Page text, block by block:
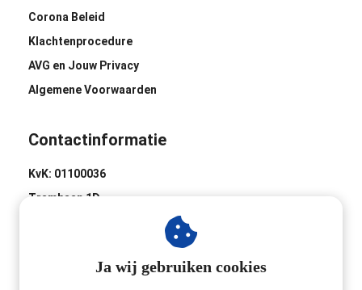
Corona Beleid
Klachtenprocedure
AVG en Jouw Privacy
Algemene Voorwaarden
Contactinformatie
KvK: 01100036
Trambaan 1D
Industrieweg 2DJa wij gebruiken cookies